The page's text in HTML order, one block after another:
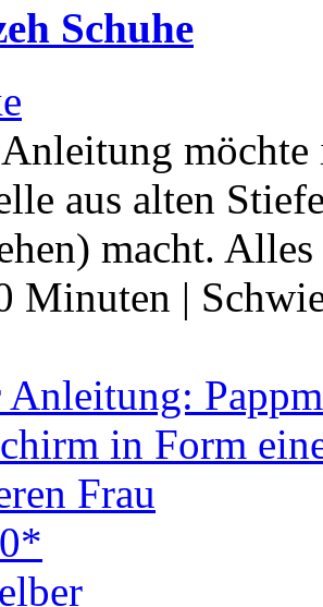
Schuhe
aus alten
macht.
Minuten |